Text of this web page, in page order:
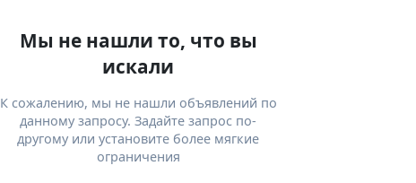
Мы не нашли то, что вы
искали
К сожалению, мы не нашли объявлений по
данному запросу. Задайте запрос по-
другому или установите более мягкие
ограничения